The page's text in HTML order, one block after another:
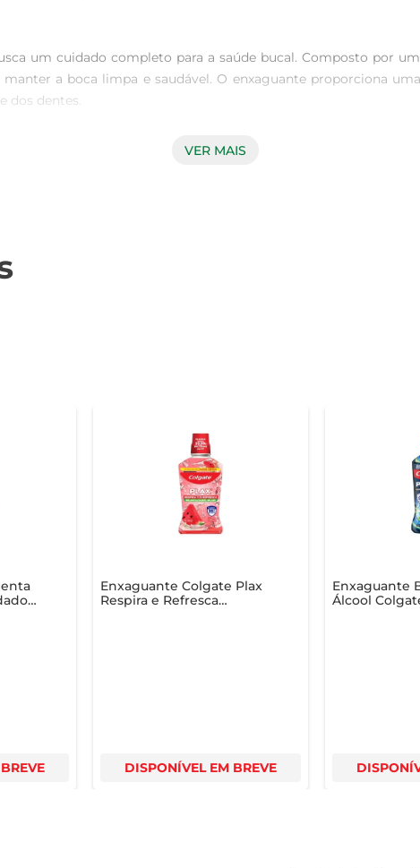
um cuidado completo para a saúde bucal. Composto por
a boca limpa e saudável. O enxaguante proporciona
dos dentes.
uma fórmula que previne cáries e fortalece o
completa para cuidar da sua saúde bucal, garantindo
VER MAIS
Enxaguante Colgate Plax
Respira e Refresca
DISPONÍVEL EM BREVE
Enxaguante
Álcool